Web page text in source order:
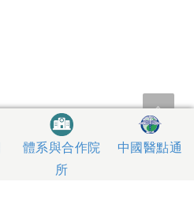
體系與合作院
所
中國醫點通